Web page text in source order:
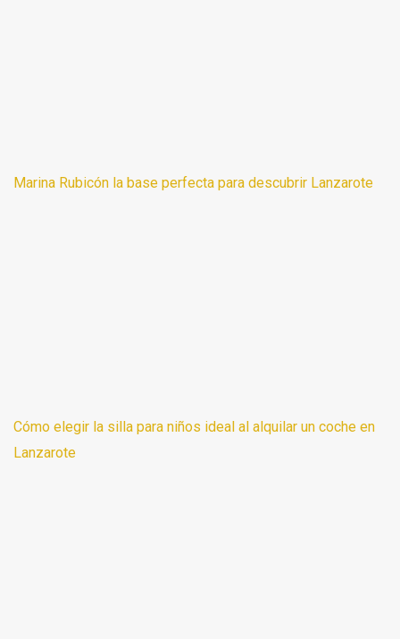
Marina Rubicón la base perfecta para descubrir Lanzarote
Cómo elegir la silla para niños ideal al alquilar un coche en
Lanzarote